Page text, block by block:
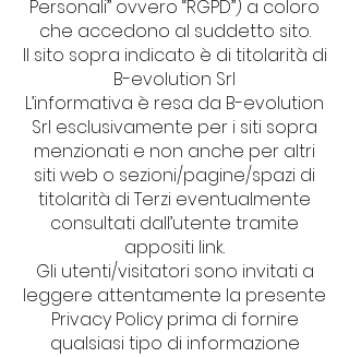
Personali” ovvero “RGPD”) a coloro
che accedono al suddetto sito.
Il sito sopra indicato è di titolarità di
B-evolution Srl
L’informativa è resa da B-evolution
Srl esclusivamente per i siti sopra
menzionati e non anche per altri
siti web o sezioni/pagine/spazi di
titolarità di Terzi eventualmente
consultati dall’utente tramite
appositi link.
Gli utenti/visitatori sono invitati a
leggere attentamente la presente
Privacy Policy prima di fornire
qualsiasi tipo di informazione